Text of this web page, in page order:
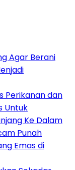
Agar Berani
Perikanan dan
Untuk
Ke Dalam
Punah
Emas di